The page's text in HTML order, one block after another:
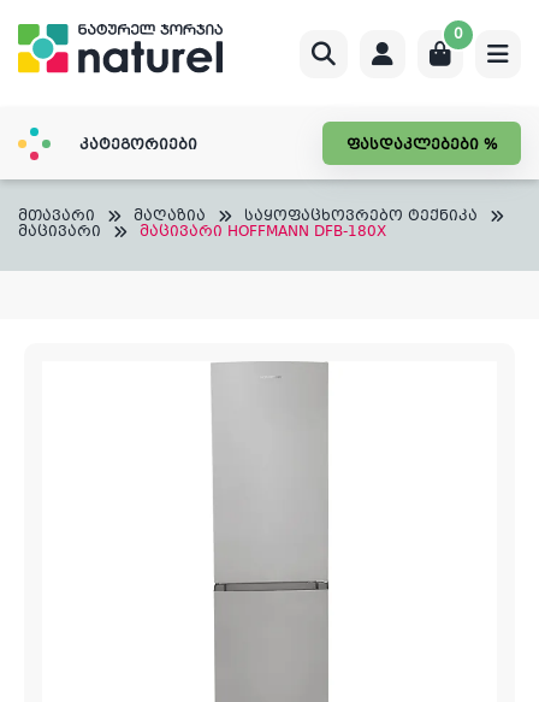
content
0
კატეგორიები ფასდაკლებები %
მთავარი მაღაზია საყოფაცხოვრებო ტექნიკა
მაცივარი მაცივარი HOFFMANN DFB-180X